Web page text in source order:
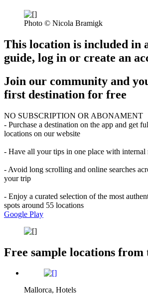
Photo © Nicola Bramigk
This location is included in
guide, log in or create an
Join our community and
first destination for free
NO SUBSCRIPTION OR ABONAMENT
- Purchase a destination on the app and get
locations on our website
- Have all your tips in one place with internal
- Avoid long scrolling and online searches
your trip
- Enjoy a curated selection of the most
spots around 55 locations
Google Play
Free sample locations from
Mallorca, Hotels